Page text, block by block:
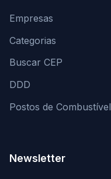
Empresas
Categorias
Buscar CEP
DDD
Postos de Combustível
Newsletter